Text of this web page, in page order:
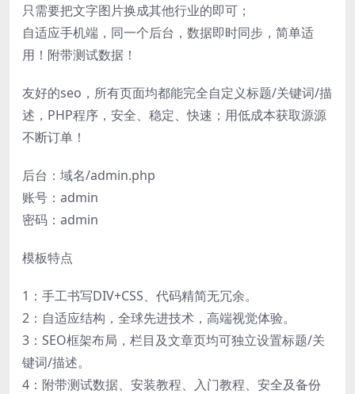
只需要把文字图片换成其他行业的即可；
自适应手机端，同一个后台，数据即时同步，简单适
用！附带测试数据！
友好的seo，所有页面均都能完全自定义标题/关键词/描
述，PHP程序，安全、稳定、快速；用低成本获取源源
不断订单！
后台：域名/admin.php
账号：admin
密码：admin
模板特点
1：手工书写DIV+CSS、代码精简无冗余。
2：自适应结构，全球先进技术，高端视觉体验。
3：SEO框架布局，栏目及文章页均可独立设置标题/关
键词/描述。
4：附带测试数据、安装教程、入门教程、安全及备份